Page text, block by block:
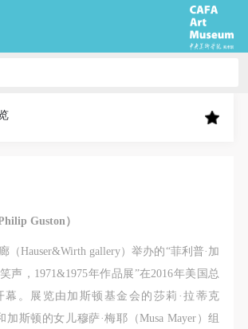
Guston）
（Hauser&Wirth gallery）举办的“菲利普·加
声，1971&1975年作品展”在2016年美国总
幕。展览由加斯顿基金会的莎莉·拉蒂克
加斯顿的女儿穆萨·梅耶（Musa Mayer）组
馆出版授权协议书
愿意将本人参与中央美术学院美术馆
开出版，并同意编入《中国知识资
美术学院资料库》《中央美术学院美
相关资料、文献、档案机构和平台，
中使用和在互联网上传播，同意按相
相关权益。
馆出版授权协议书
愿意将本人参与中央美术学院美术馆
开出版，并同意编入《中国知识资
美术学院资料库》《中央美术学院美
相关资料、文献、档案机构和平台，
中使用和在互联网上传播，同意按相
相关权益。
馆出版授权协议书
愿意将本人参与中央美术学院美术馆
开出版，并同意编入《中国知识资
美术学院资料库》《中央美术学院美
相关资料、文献、档案机构和平台，
中使用和在互联网上传播，同意按相
相关权益。